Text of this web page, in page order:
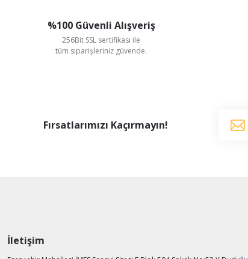
%100 Güvenli Alışveriş
256Bit SSL sertifikası ile
tüm siparişleriniz güvende.
Fırsatlarımızı Kaçırmayın!
İletişim